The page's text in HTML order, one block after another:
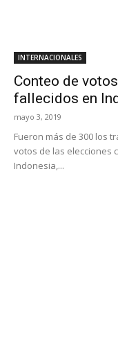
INTERNACIONALES
Conteo de
fallecidos en
mayo 3, 2019
Fueron más de 300 los
votos de las elecciones
Indonesia,...